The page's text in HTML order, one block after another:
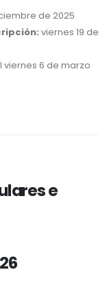
de 2025
viernes 19 de
viernes 6 de marzo
e